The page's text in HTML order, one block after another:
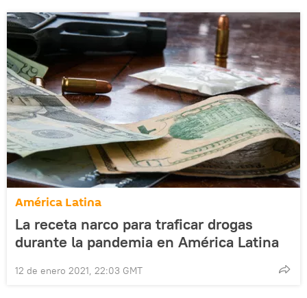
América Latina
La receta narco para traficar drogas
durante la pandemia en América Latina
12 de enero 2021, 22:03 GMT